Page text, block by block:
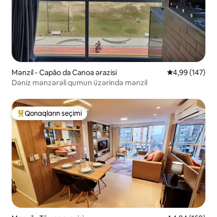
Mənzil - Capão da Canoa ərazisi Ortalama
4,99 (147)
Dəniz mənzərəli qumun üzərində mənzil
Populyar "Qonaqların seçimi"
Qonaqların seçimi